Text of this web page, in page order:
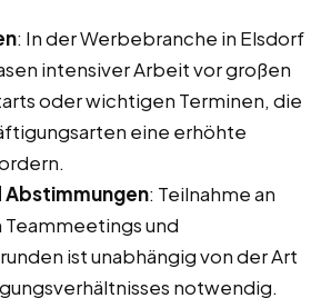
: In der Werbebranche in Elsdorf
intensiver Arbeit vor großen
oder wichtigen Terminen, die
eine erhöhte
Abstimmungen: Teilnahme an
und
ist unabhängig von der Art
notwendig.